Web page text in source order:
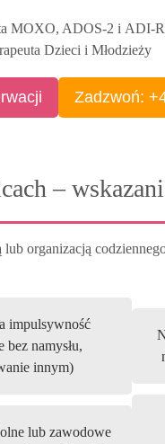
MOXO, ADOS-2 i ADI-
Dzieci i Młodzieży
Zadzwoń:
–
organizacją
impulsywność
bez namysłu,
innym)
lub zawodowe